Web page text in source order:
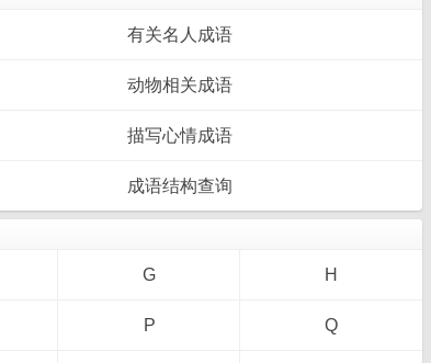
有关名人成语
动物相关成语
描写心情成语
成语结构查询
G H
P Q